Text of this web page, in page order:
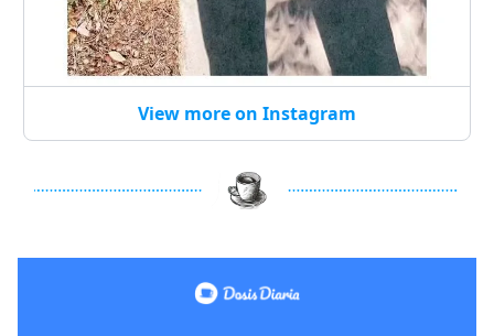
View more on Instagram